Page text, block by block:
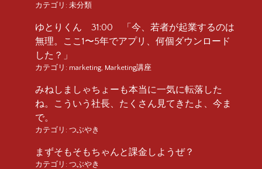
カテゴリ: 未分類
ゆとりくん 31:00 「今、若者が起業するのは
無理。ここ1〜5年でアプリ、何個ダウンロード
した？」
カテゴリ: marketing Marketing講座
みねしましゃちょーも本当に一気に転落した
ね。こういう社長、たくさん見てきたよ、今ま
で。
カテゴリ: つぶやき
まずそもそもちゃんと課金しようぜ？
カテゴリ: つぶやき